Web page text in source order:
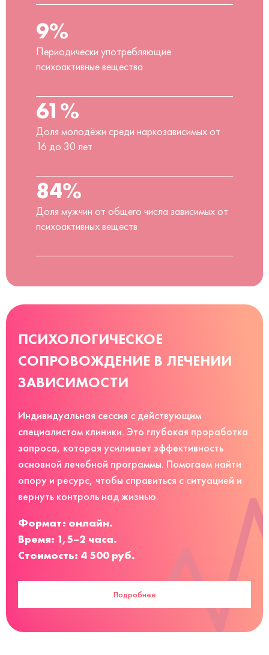
9%
Периодически употребляющие
психоактивные вещества
61%
Доля молодёжи среди наркозависимых от
16 до 30 лет
84%
Доля мужчин от общего числа зависимых от
психоактивных веществ
ПСИХОЛОГИЧЕСКОЕ
СОПРОВОЖДЕНИЕ В ЛЕЧЕНИИ
ЗАВИСИМОСТИ
Индивидуальная сессия с действующим
специалистом клиники. Это глубокая проработка
запроса, которая усиливает эффективность
основной лечебной программы. Помогаем найти
опору и ресурс, чтобы справиться с ситуацией и
вернуть контроль над жизнью.
Формат: онлайн.
Время: 1,5–2 часа.
Стоимость: 4 500 руб.
Подробнее